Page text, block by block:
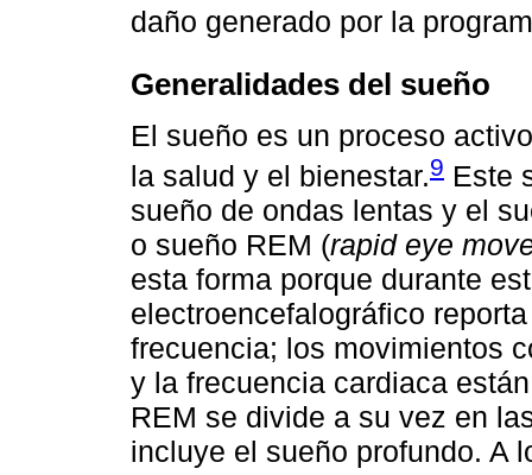
daño generado por la
Generalidades del sueño
El sueño es un proceso
la salud y el bienestar.9 Este
sueño de ondas lentas y el
o sueño REM (rapid eye
esta forma porque durante
electroencefalográfico
frecuencia; los movimientos
y la frecuencia cardiaca
REM se divide a su vez en
incluye el sueño profundo. A